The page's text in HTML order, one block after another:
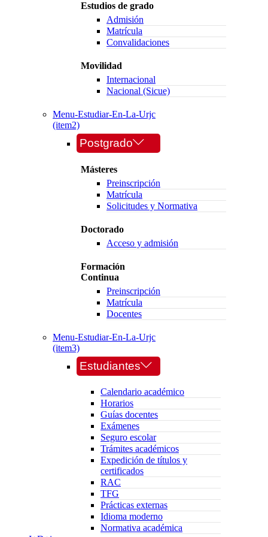
Estudios de grado
Admisión
Matrícula
Convalidaciones
Movilidad
Internacional
Nacional (Sicue)
Menu-Estudiar-En-La-Urjc
(item2)
Postgrado
Másteres
Preinscripción
Matrícula
Solicitudes y Normativa
Doctorado
Acceso y admisión
Formación
Continua
Preinscripción
Matrícula
Docentes
Menu-Estudiar-En-La-Urjc
(item3)
Estudiantes
Calendario académico
Horarios
Guías docentes
Exámenes
Seguro escolar
Trámites académicos
Expedición de títulos y
certificados
RAC
TFG
Prácticas externas
Idioma moderno
Normativa académica